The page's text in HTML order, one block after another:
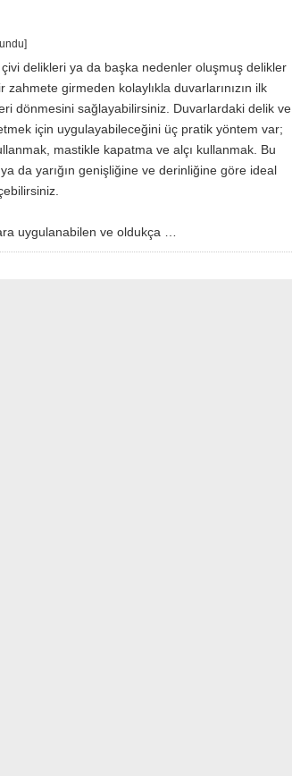
çivi delikleri ya da başka nedenler oluşmuş delikler
zahmete girmeden kolaylıkla duvarlarınızın ilk
dönmesini sağlayabilirsiniz. Duvarlardaki delik ve
için uygulayabileceğini üç pratik yöntem var;
mastikle kapatma ve alçı kullanmak. Bu
da yarığın genişliğine ve derinliğine göre ideal
uygulanabilen ve oldukça …